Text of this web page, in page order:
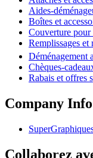
Aides-
Boîtes et
Couverture pour
Remplissages et
Déménagement
Chèques-
Rabais et offres
Company Info
Collaborez